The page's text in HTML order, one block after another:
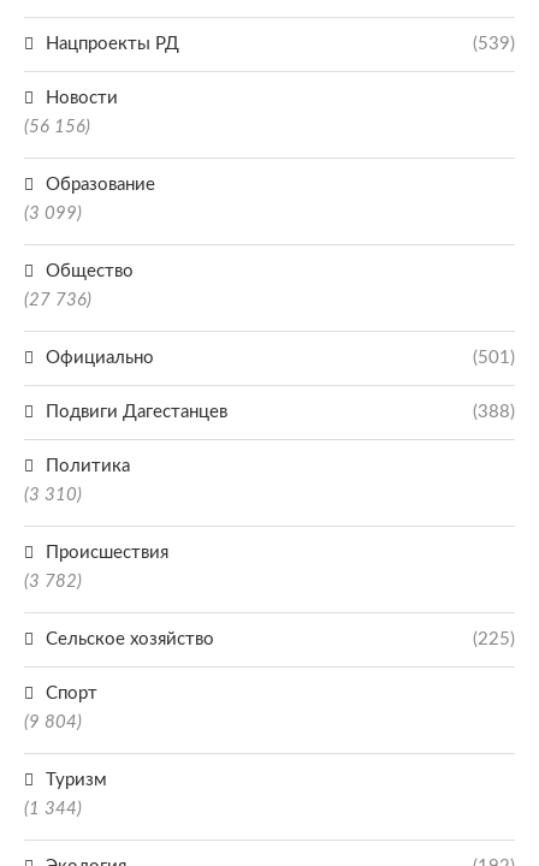
Нацпроекты РД (539)
Новости
(56 156)
Образование
(3 099)
Общество
(27 736)
Официально (501)
Подвиги Дагестанцев (388)
Политика
(3 310)
Происшествия
(3 782)
Сельское хозяйство (225)
Спорт
(9 804)
Туризм
(1 344)